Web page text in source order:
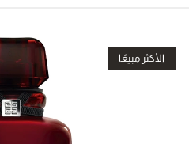
الأكثر مبيعًا